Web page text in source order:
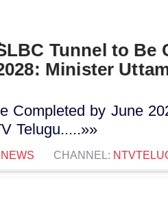
Tunnel to Be
Minister
Completed by June
Telugu.....»»
NEWS CHANNEL: